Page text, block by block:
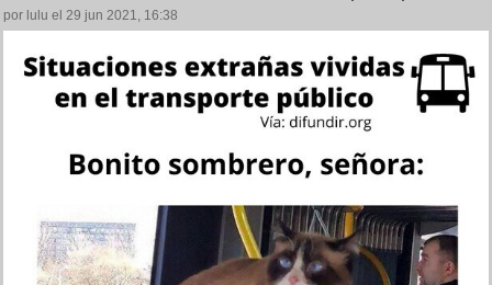
por lulu el 29 jun 2021, 16:38